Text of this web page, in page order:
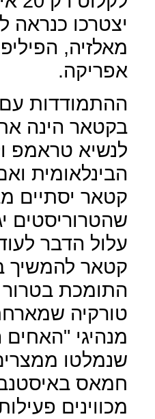
יצטרכו כנראה
מאלזיה,
אפריקה.
ההתמודדות עם
בקטאר הינה
לנשיא טראמפ
הבינלאומית
קטאר יסתיים
שהטרוריסטים
עלול הדבר
קטאר להמשיך
התומכת
טורקיה
מנהיגי
שנמלטו
חמאס
מכווינים